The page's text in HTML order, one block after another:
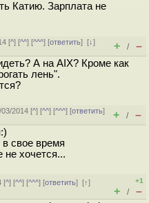
Катию. Зарплата не
[^] [^^] [^^^] [ответить][↓]
+ / –
А на AIX? Кроме как
лень".
2014 [^] [^^] [^^^] [ответить]
+ / –
свое время
хочется...
[^] [^^] [^^^] [ответить][↑]
+1
+ / –